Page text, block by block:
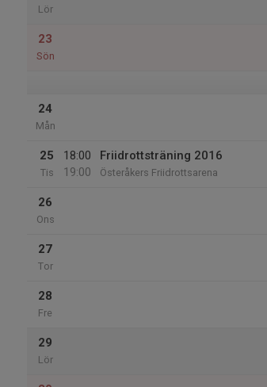
Lör
23
Sön
24
Mån
25
Tis
18:00
19:00
Friidrottsträning 2016
Österåkers Friidrottsarena
26
Ons
27
Tor
28
Fre
29
Lör